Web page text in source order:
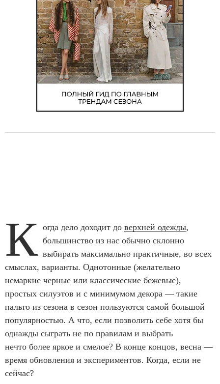
К огда дело доходит до верхней одежды,
большинство из нас обычно склонно
выбирать максимально практичные, во всех
смыслах, варианты. Однотонные (желательно
немаркие черные или классические бежевые),
простых силуэтов и с минимумом декора — такие
пальто из сезона в сезон пользуются самой большой
популярностью. А что, если позволить себе хотя бы
однажды сыграть не по правилам и выбрать
нечто более яркое и смелое? В конце концов, весна —
время обновления и экспериментов. Когда, если не
сейчас?